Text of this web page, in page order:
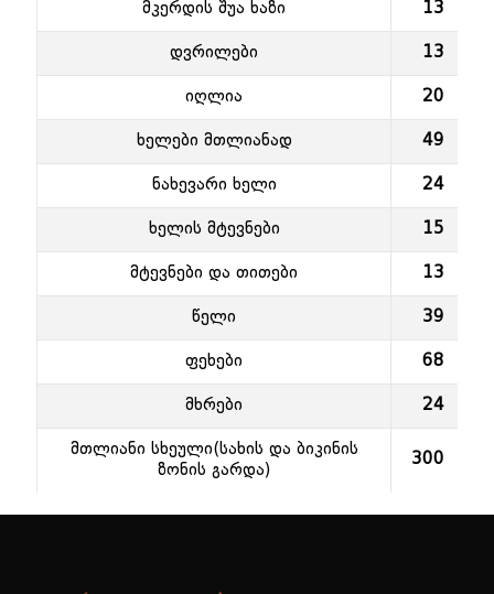
მკერდის შუა ხაზი 13
დვრილები 13
იღლია 20
ხელები მთლიანად 49
ნახევარი ხელი 24
ხელის მტევნები 15
მტევნები და თითები 13
წელი 39
ფეხები 68
მხრები 24
მთლიანი სხეული(სახის და ბიკინის
ზონის გარდა)
300